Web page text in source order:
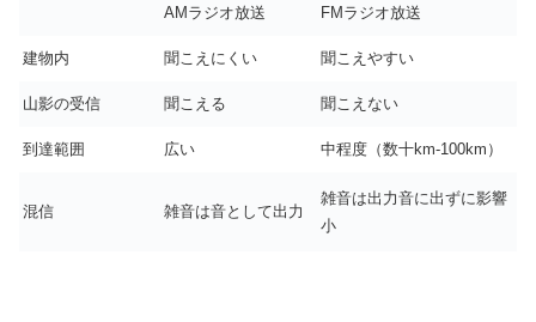
AMラジオ放送 FMラジオ放送
建物内 聞こえにくい 聞こえやすい
山影の受信 聞こえる 聞こえない
到達範囲 広い 中程度（数十km-100km）
混信 雑音は音として出力
雑音は出力音に出ずに影響
小